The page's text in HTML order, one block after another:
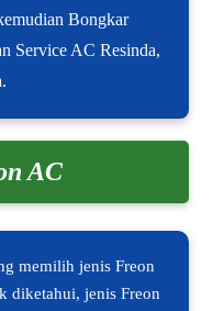
Bongkar
Service AC Resinda,
AC
memilih jenis Freon
diketahui, jenis Freon